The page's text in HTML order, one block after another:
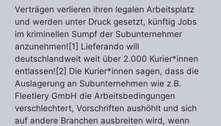
Verträgen verlieren ihren legalen Arbeitsplatz
und werden unter Druck gesetzt, künftig Jobs
im kriminellen Sumpf der Subunternehmer
anzunehmen![1] Lieferando will
deutschlandweit weit über 2.000 Kurier*innen
entlassen![2] Die Kurier*innen sagen, dass die
Auslagerung an Subunternehmen wie z.B.
Fleetlery GmbH die Arbeitsbedingungen
verschlechtert, Vorschriften aushöhlt und sich
auf andere Branchen ausbreiten wird, wenn